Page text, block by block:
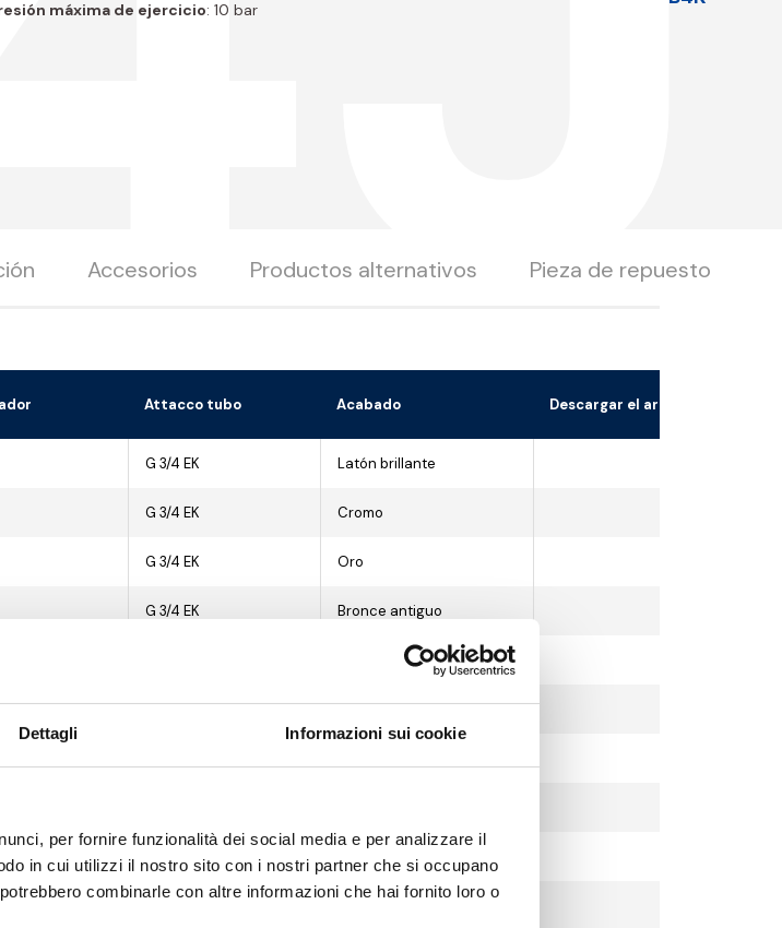
Dettagli Informazioni sui cookie
per fornire funzionalità dei social media e per analizzare il
in cui utilizzi il nostro sito con i nostri partner che si occupano
combinarle con altre informazioni che hai fornito loro o
máxima de ejercicio: 10 bar
Accesorios Productos alternativos Pieza de repuesto
Attacco tubo Acabado Descargar el archivo 3D
G 3/4 EK Latón brillante
G 3/4 EK Cromo
G 3/4 EK Oro
G 3/4 EK Bronce antiguo
Cobre antiguo
G 3/4 EK Cromo negro
G 3/4 EK Blanco